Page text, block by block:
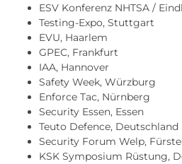
ESV Konferenz NHTSA /
Testing-Expo, Stuttgart
EVU, Haarlem
GPEC, Frankfurt
IAA, Hannover
Safety Week, Würzburg
Enforce Tac, Nürnberg
Security Essen, Essen
Teuto Defence, Deutschland
Security Forum Welp,
KSK Symposium Rüstung,